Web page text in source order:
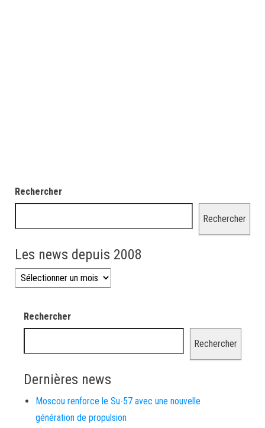
Rechercher
Rechercher
Les news depuis 2008
Les news depuis 2008
Rechercher
Rechercher
Dernières news
Moscou renforce le Su-57 avec une nouvelle
génération de propulsion